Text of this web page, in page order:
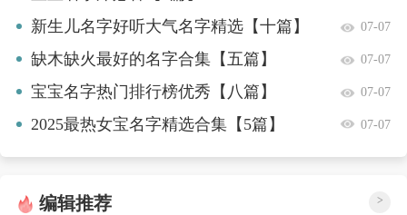
新生儿名字好听大气名字精选【十篇】 07-07
缺木缺火最好的名字合集【五篇】 07-07
宝宝名字热门排行榜优秀【八篇】 07-07
2025最热女宝名字精选合集【5篇】 07-07
编辑推荐 >